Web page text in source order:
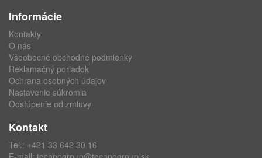
Informácie
Kontakty
O nás
Všeobecné obchodné podmienky
Reklamačný poriadok
Ochrana osobných údajov
Nastavenie súkromia
Odstúpenie od zmluvy
Kontakt
Tel.: +421 33 642 30 16